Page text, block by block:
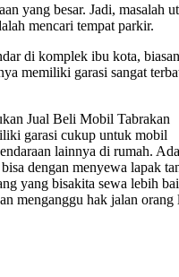
yang besar. Jadi, masalah
mencari tempat parkir.
di komplek ibu kota,
memiliki garasi sangat
Jual Beli Mobil Tabrakan
garasi cukup untuk mobil
lainnya di rumah.
dengan menyewa lapak
yang bisakita sewa lebih
menganggu hak jalan orang